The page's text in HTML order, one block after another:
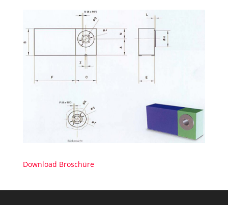
Download Broschüre